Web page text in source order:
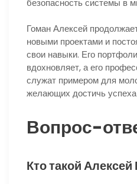
Гоман Алексей
новыми проектами и
свои навыки. Его
вдохновляет, а его
служат примером для
желающих достичь
Вопрос-
Кто такой